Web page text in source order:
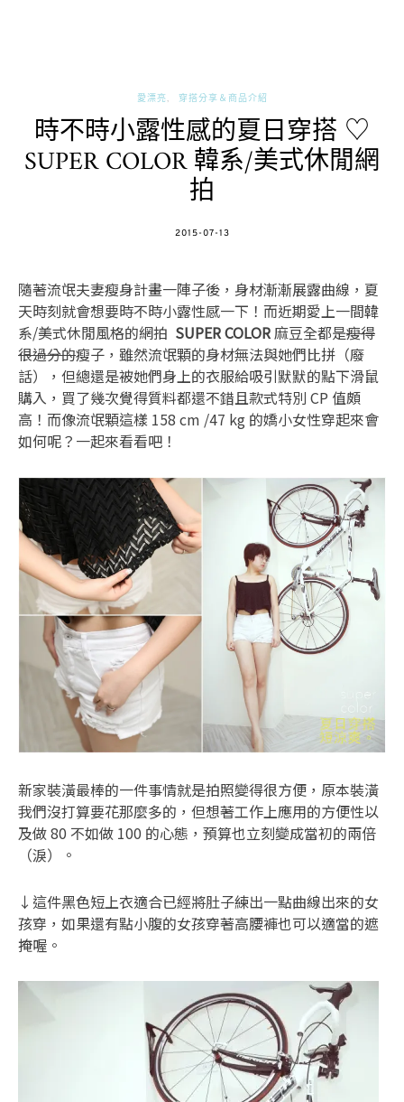
愛漂亮 穿搭分享＆商品介紹
時不時小露性感的夏日穿搭 ♡
SUPER COLOR 韓系/美式休閒網
拍
POSTED
2015-07-13
隨著流氓夫妻瘦身計畫一陣子後，身材漸漸展露曲線，夏
天時刻就會想要時不時小露性感一下！而近期愛上一間韓
系/美式休閒風格的網拍 SUPER COLOR麻豆全都是瘦得
很過分的瘦子，雖然流氓顆的身材無法與她們比拼（廢
話），但總還是被她們身上的衣服給吸引默默的點下滑鼠
購入，買了幾次覺得質料都還不錯且款式特別 CP 值頗
高！而像流氓顆這樣 158 cm /47 kg 的嬌小女性穿起來會
如何呢？一起來看看吧！
新家裝潢最棒的一件事情就是拍照變得很方便，原本裝潢
我們沒打算要花那麼多的，但想著工作上應用的方便性以
及做 80 不如做 100 的心態，預算也立刻變成當初的兩倍
（淚）。
↓這件黑色短上衣適合已經將肚子練出一點曲線出來的女
孩穿，如果還有點小腹的女孩穿著高腰褲也可以適當的遮
掩喔。